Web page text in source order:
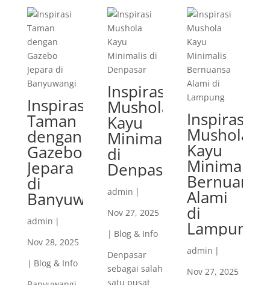
Inspirasi
Taman
dengan
Gazebo
Jepara
di
Banyuwangi
admin |
Nov 28, 2025
| Blog & Info
Inspirasi
Mushola
Kayu
Minimalis
di
Denpasar
admin |
Nov 27, 2025
| Blog & Info
Denpasar
sebagai salah
satu pusat
Inspirasi
Mushola
Kayu
Minimalis
Bernuansa
Alami
di
Lampung
admin |
Nov 27, 2025